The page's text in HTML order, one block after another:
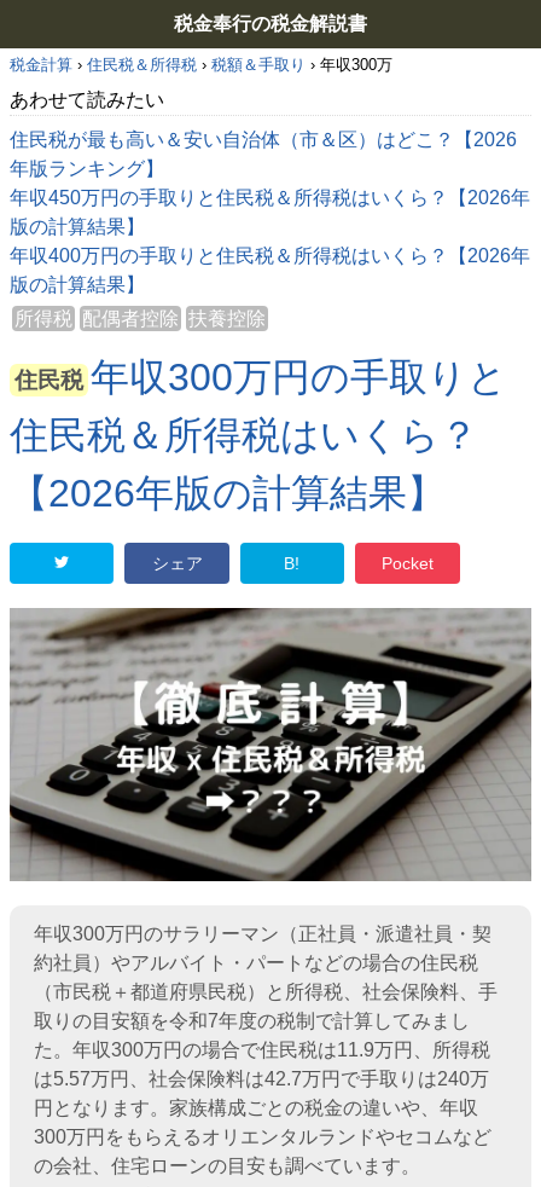
税金奉行の税金解説書
税金計算 › 住民税＆所得税 › 税額＆手取り › 年収300万
あわせて読みたい
住民税が最も高い＆安い自治体（市＆区）はどこ？【2026
年版ランキング】
年収450万円の手取りと住民税＆所得税はいくら？【2026年
版の計算結果】
年収400万円の手取りと住民税＆所得税はいくら？【2026年
版の計算結果】
所得税
配偶者控除 扶養控除
住民税 年収300万円の手取りと
住民税＆所得税はいくら？
【2026年版の計算結果】
シェア B! Pocket
年収300万円のサラリーマン（正社員・派遣社員・契
約社員）やアルバイト・パートなどの場合の住民税
（市民税＋都道府県民税）と所得税、社会保険料、手
取りの目安額を令和7年度の税制で計算してみまし
た。年収300万円の場合で住民税は11.9万円、所得税
は5.57万円、社会保険料は42.7万円で手取りは240万
円となります。家族構成ごとの税金の違いや、年収
300万円をもらえるオリエンタルランドやセコムなど
の会社、住宅ローンの目安も調べています。